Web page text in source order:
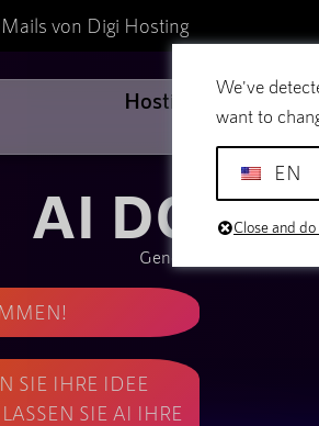
von Digi Hosting
Hosting E-
AI
Generieren Sie einen
SIE IHRE IDEE
SIE AI IHRE
We've
want to
EN
Close and